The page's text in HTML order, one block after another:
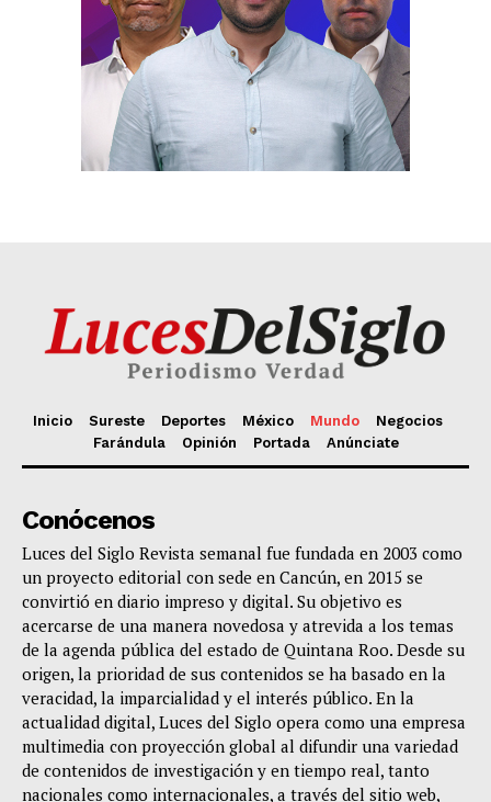
Inicio Sureste Deportes México Mundo
Negocios
Farándula
Opinión Portada Anúnciate
Conócenos
Luces del Siglo Revista semanal fue fundada en 2003 como
un proyecto editorial con sede en Cancún, en 2015 se
convirtió en diario impreso y digital. Su objetivo es
acercarse de una manera novedosa y atrevida a los temas
de la agenda pública del estado de Quintana Roo. Desde su
origen, la prioridad de sus contenidos se ha basado en la
veracidad, la imparcialidad y el interés público. En la
actualidad digital, Luces del Siglo opera como una empresa
multimedia con proyección global al difundir una variedad
de contenidos de investigación y en tiempo real, tanto
nacionales como internacionales, a través del sitio web,